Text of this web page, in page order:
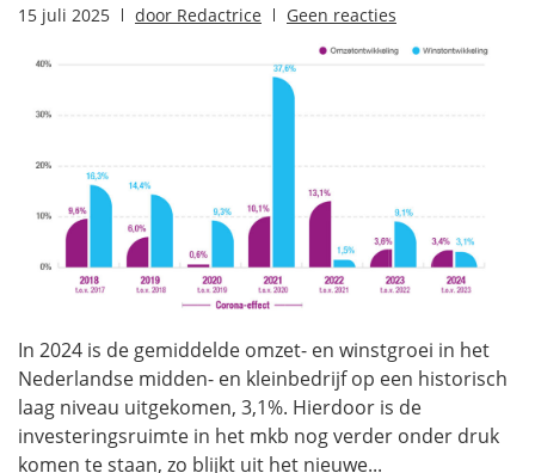
15 juli 2025 door Redactrice Geen reacties
In 2024 is de gemiddelde omzet- en winstgroei in het
Nederlandse midden- en kleinbedrijf op een historisch
laag niveau uitgekomen, 3,1%. Hierdoor is de
investeringsruimte in het mkb nog verder onder druk
komen te staan, zo blijkt uit het nieuwe...